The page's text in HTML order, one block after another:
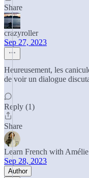
Share
crazyroller
Sep 27, 2023
Heureusement, les
de voir un dialogue
Reply (1)
Share
Learn French with Amélie
Sep 28, 2023
Author